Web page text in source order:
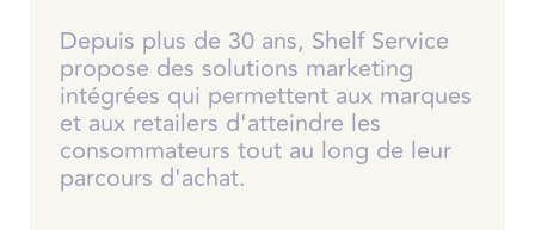
Depuis plus de 30 ans, Shelf Service
propose des solutions marketing
intégrées qui permettent aux marques
et aux retailers d'atteindre les
consommateurs tout au long de leur
parcours d'achat.